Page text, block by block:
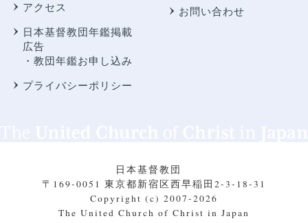
アクセス
日本基督教団年鑑掲載
広告
・教団年鑑お申し込み
プライバシーポリシー
お問い合わせ
日本基督教団
〒169-0051 東京都新宿区西早稲田2-3-18-31
Copyright (c) 2007-2026
The United Church of Christ in Japan